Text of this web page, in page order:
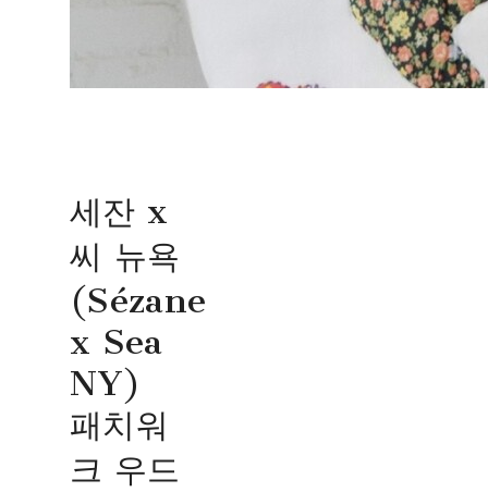
세잔 x
씨 뉴욕
(Sézane
x Sea
NY)
패치워
크 우드